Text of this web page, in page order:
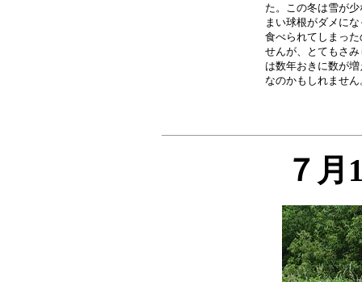
た。この冬は雪が
まい球根がダメに
食べられてしまっ
せんが、とてもさ
は数年おきに数が
７月